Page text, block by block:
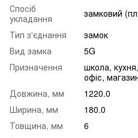
Спосіб
укладання
замковий
Тип з'єднання
замок
Вид замка
5G
Призначення
школа, кухня,
офіс,
Довжина, мм
1220.0
Ширина, мм
180.0
Товщина, мм
6